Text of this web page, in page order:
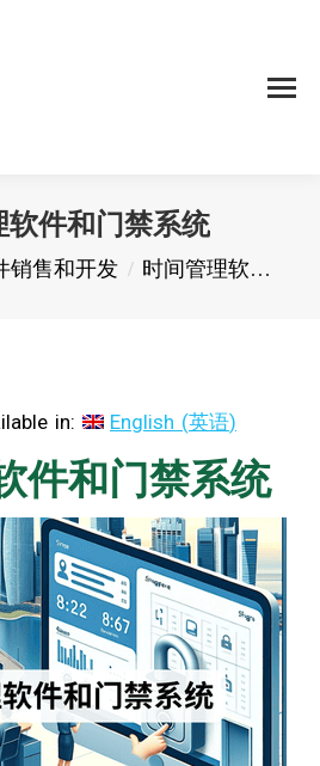
软件和门禁系统
销售和开发 时间管理软…
in: English (英语)
件和门禁系统